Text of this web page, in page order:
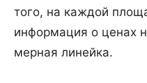
того, на каждой
информация о ценах
мерная линейка.